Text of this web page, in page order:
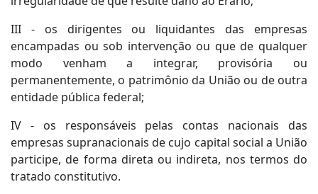
III - os dirigentes ou liquidantes das empresas
encampadas ou sob intervenção ou que de qualquer
modo venham a integrar, provisória ou
permanentemente, o patrimônio da União ou de outra
entidade pública federal;
IV - os responsáveis pelas contas nacionais das
empresas supranacionais de cujo capital social a União
participe, de forma direta ou indireta, nos termos do
tratado constitutivo.